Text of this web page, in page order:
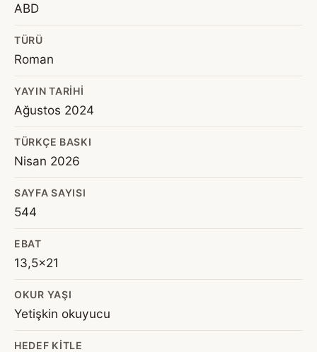
ABD
TÜRÜ
Roman
YAYIN TARIHI
Ağustos 2024
TÜRKÇE BASKI
Nisan 2026
SAYFA SAYISI
544
EBAT
13,5x21
OKUR YAŞI
Yetişkin okuyucu
HEDEF KITLE